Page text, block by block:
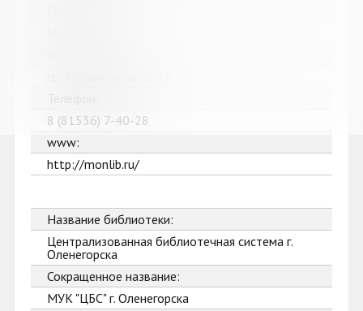
8 (81536) 7-40-28
www:
http://monlib.ru/
Название библиотеки:
Централизованная библиотечная система г.
Оленегорска
Сокращенное название:
МУК "ЦБС" г. Оленегорска